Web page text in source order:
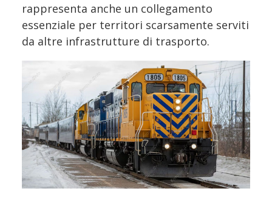
rappresenta anche un collegamento
essenziale per territori scarsamente serviti
da altre infrastrutture di trasporto.